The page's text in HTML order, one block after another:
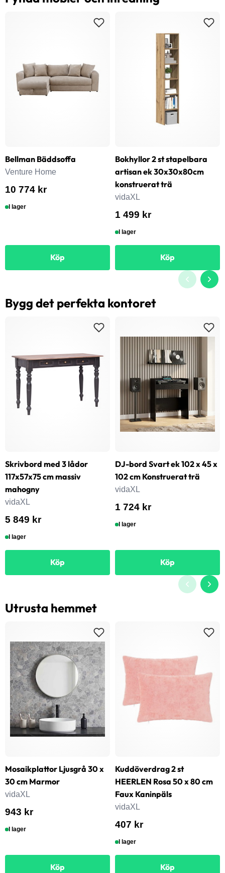
Bellman Bäddsoffa
Venture Home
10 774 kr
I lager
Köp
Bokhyllor 2 st stapelbara
artisan ek 30x30x80cm
konstruerat trä
vidaXL
1 499 kr
I lager
Köp
Bygg det perfekta kontoret
Skrivbord med 3 lådor
117x57x75 cm massiv
mahogny
vidaXL
5 849 kr
I lager
Köp
DJ-bord Svart ek 102 x 45 x
102 cm Konstruerat trä
vidaXL
1 724 kr
I lager
Köp
Utrusta hemmet
Mosaikplattor Ljusgrå 30 x
30 cm Marmor
vidaXL
943 kr
I lager
Köp
Kuddöverdrag 2 st
HEERLEN Rosa 50 x 80 cm
Faux Kaninpäls
vidaXL
407 kr
I lager
Köp